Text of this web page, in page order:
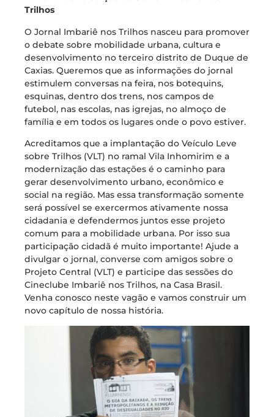
Trilhos
O Jornal Imbariê nos Trilhos nasceu para promover
o debate sobre mobilidade urbana, cultura e
desenvolvimento no terceiro distrito de Duque de
Caxias. Queremos que as informações do jornal
estimulem conversas na feira, nos botequins,
esquinas, dentro dos trens, nos campos de
futebol, nas escolas, nas igrejas, no almoço de
família e em todos os lugares onde o povo estiver.
Acreditamos que a implantação do Veículo Leve
sobre Trilhos (VLT) no ramal Vila Inhomirim e a
modernização das estações é o caminho para
gerar desenvolvimento urbano, econômico e
social na região. Mas essa transformação somente
será possível se exercermos ativamente nossa
cidadania e defendermos juntos esse projeto
comum para a mobilidade urbana. Por isso sua
participação cidadã é muito importante! Ajude a
divulgar o jornal, converse com amigos sobre o
Projeto Central (VLT) e participe das sessões do
Cineclube Imbariê nos Trilhos, na Casa Brasil.
Venha conosco neste vagão e vamos construir um
novo capítulo de nossa história.